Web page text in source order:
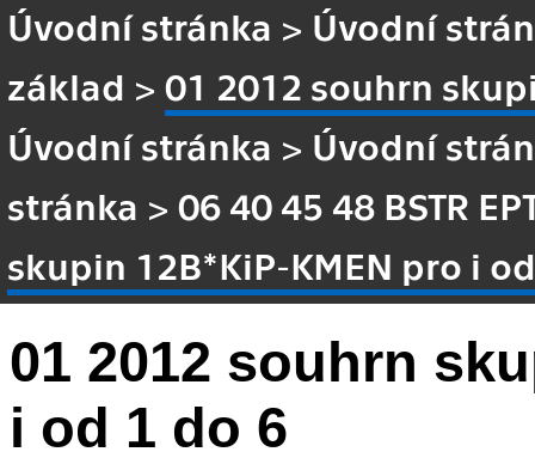
Úvodní stránka > Úvodní
základ >01 2012 souhrn
Úvodní stránka > Úvodní
stránka >06 40 45 48 BSTR
skupin 12B*KiP-KMEN pro i
01 2012 souhrn
i od 1 do 6